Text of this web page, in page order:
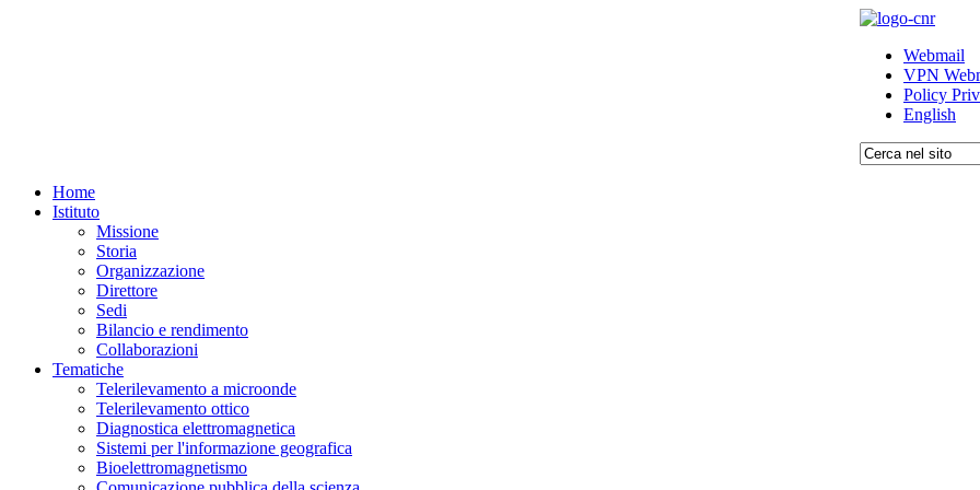
Webmail
VPN
Policy
English
Home
Istituto
Missione
Storia
Organizzazione
Direttore
Sedi
Bilancio e rendimento
Collaborazioni
Tematiche
Telerilevamento a microonde
Telerilevamento ottico
Diagnostica elettromagnetica
Sistemi per l'informazione geografica
Bioelettromagnetismo